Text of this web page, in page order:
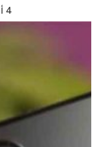
4 أبريل، 2022